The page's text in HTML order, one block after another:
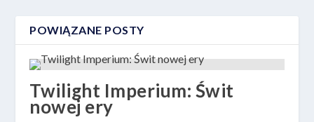
POWIĄZANE POSTY
Twilight Imperium: Świt
nowej ery